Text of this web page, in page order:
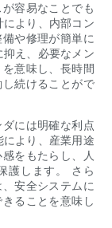
容易なことでも
より、内部コン
や修理が簡単に
え、必要なメン
意味し、長時間
続けることがで
には明確な利点
より、産業用途
をもたらし、人
護します。 さら
安全システムに
ることを意味し